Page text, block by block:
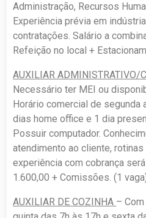
Administração, Recursos
Experiência prévia em
contratações. Salário a
Refeição no local +
AUXILIAR ADMINISTRATIVO/
Necessário ter MEI ou
Horário comercial de segunda
dias home office e 1 dia
Possuir computador.
atendimento ao cliente,
experiência com cobrança
1.600,00 + Comissões. (1
AUXILIAR DE COZINHA –